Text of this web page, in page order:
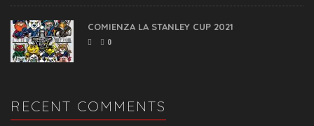
COMIENZA LA STANLEY CUP 2021
0
RECENT COMMENTS